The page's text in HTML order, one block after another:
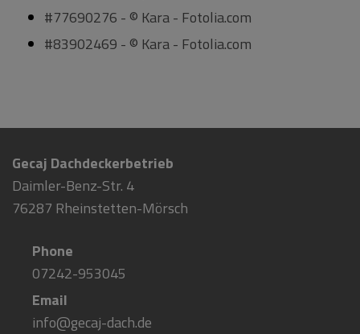
#77690276 - © Kara - Fotolia.com
#83902469 - © Kara - Fotolia.com
Gecaj Dachdeckerbetrieb
Daimler-Benz-Str. 4
76287 Rheinstetten-Mörsch
Phone
07242-953045
Email
info@gecaj-dach.de